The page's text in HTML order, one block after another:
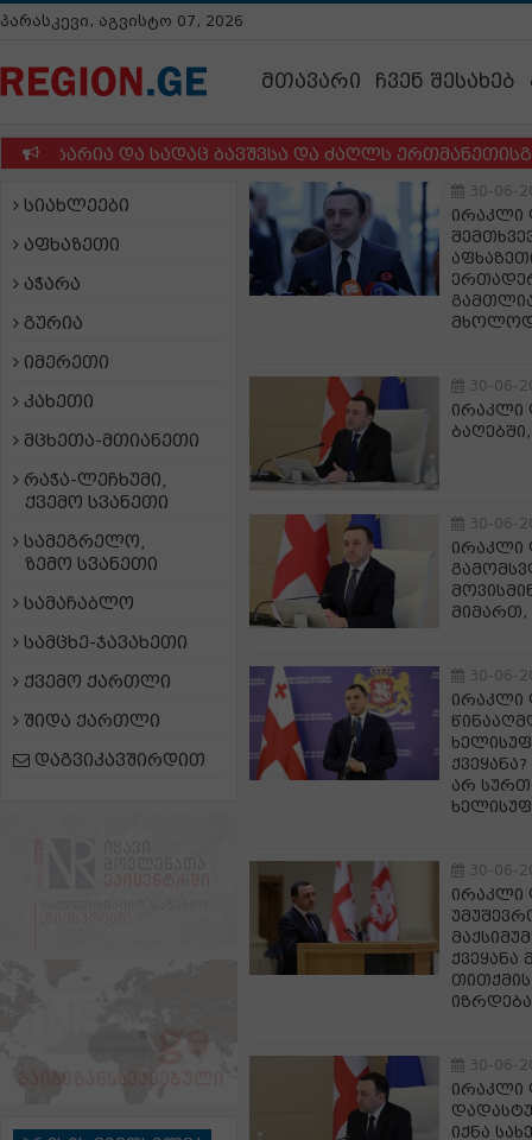
პარასკევი, აგვისტო 07, 2026
მთავარი ჩვენ შესახებ
და სადაც ბავშვსა და ძაღლს ერთმანეთისგან
სიახლეები
აფხაზეთი
აჭარა
გურია
იმერეთი
კახეთი
მცხეთა-მთიანეთი
რაჭა-ლეჩხუმი,
ქვემო სვანეთი
სამეგრელო,
ზემო სვანეთი
სამაჩაბლო
სამცხე-ჯავახეთი
ქვემო ქართლი
შიდა ქართლი
დაგვიკავშირდით
30-06-
ირაკლი
30-06-
ირაკლი
30-06-
ირაკლი
მიმართ,
30-06-
ირაკლი
არ სურთ
30-06-
ირაკლი
30-06-
ირაკლი
იქნა